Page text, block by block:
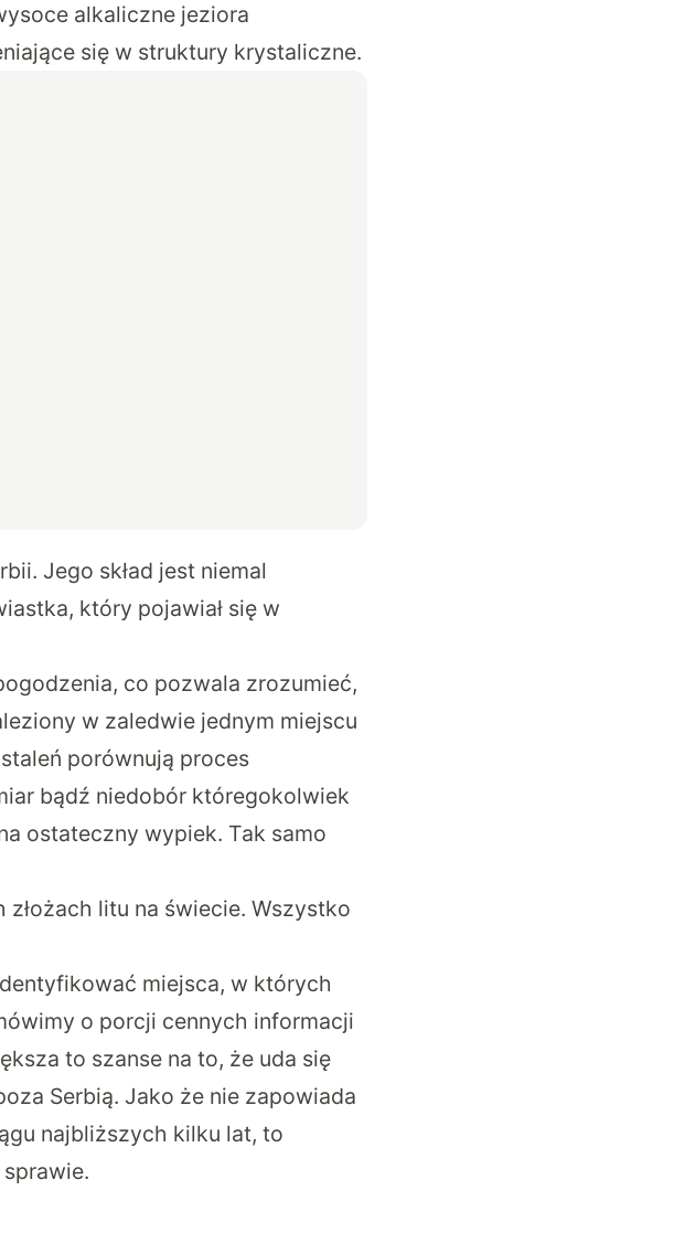
alkaliczne jeziora
się w struktury krystaliczne.
Jego skład jest niemal
który pojawiał się w
co pozwala zrozumieć,
w zaledwie jednym miejscu
porównują proces
bądź niedobór któregokolwiek
ostateczny wypiek. Tak samo
litu na świecie. Wszystko
miejsca, w których
o porcji cennych informacji
to szanse na to, że uda się
Serbią. Jako że nie zapowiada
najbliższych kilku lat, to